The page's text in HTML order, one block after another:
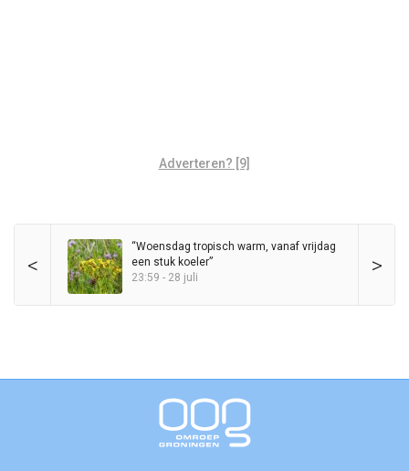
Adverteren? [9]
< >
“Woensdag tropisch warm, vanaf vrijdag
een stuk koeler”
23:59 - 28 juli